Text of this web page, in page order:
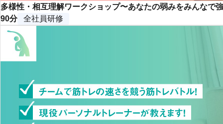
多様性・相互理解ワークショップ〜あなたの弱みをみんなで
90分
全社員研修